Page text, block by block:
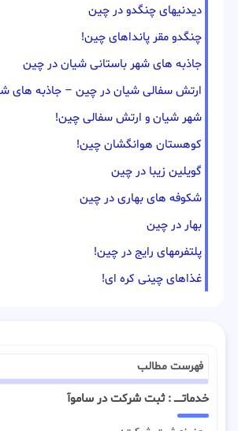
دیدنیهای چنگدو در چین
چنگدو مقر پانداهای چین!
جاذبه های شهر باستانی شیان در چین
ارتش سفالی شیان در چین – جاذبه های
شهر شیان و ارتش سفالی چین!
کوهستان هوانگشان چین!
گویلین زیبا در چین
شکوفه های بهاری در چین
بهار در چین
پلتفرمهای رایج در چین!
غذاهای چینی کره ای!
فهرست مطالب
خدماتـــــ : ثبت شرکت در ساموآ